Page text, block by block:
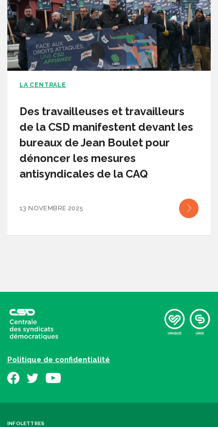
LA CENTRALE
Des travailleuses et travailleurs
de la CSD manifestent devant les
bureaux de Jean Boulet pour
dénoncer les mesures
antisyndicales de la CAQ
13 NOVEMBRE 2025
Politique de confidentialité
INFOLETTRES